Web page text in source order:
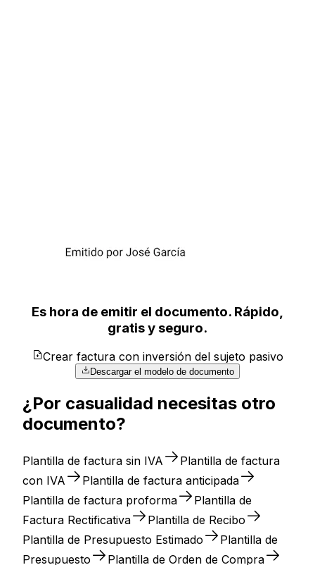
Es hora de emitir el documento. Rápido,
gratis y seguro.
Crear factura con inversión del sujeto pasivo
Descargar el modelo de documento
¿Por casualidad necesitas otro
documento?
Plantilla de factura sin IVA
Plantilla de factura
con IVA
Plantilla de factura anticipada
Plantilla de factura proforma
Plantilla de
Factura Rectificativa
Plantilla de Recibo
Plantilla de Presupuesto Estimado
Plantilla de
Presupuesto
Plantilla de Orden de Compra